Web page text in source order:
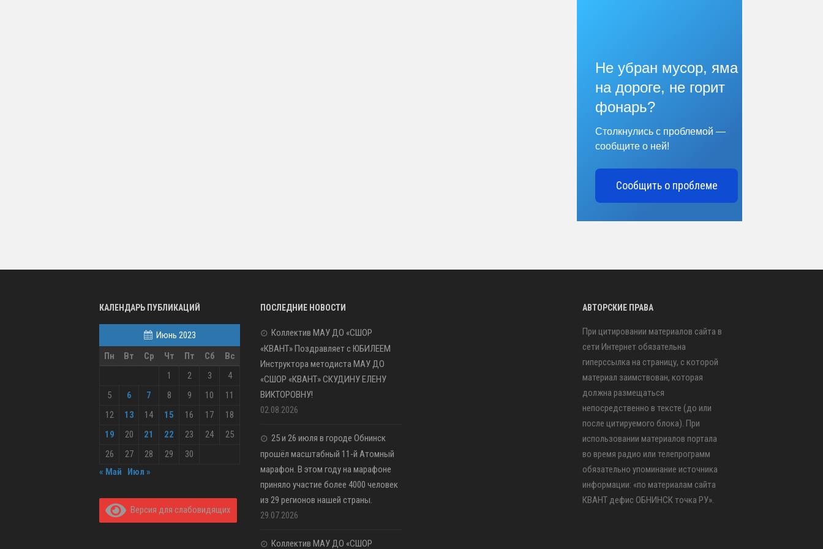
Не убран мусор, яма
на дороге, не горит
фонарь?
Столкнулись с проблемой —
сообщите о ней!
Сообщить о проблеме
КАЛЕНДАРЬ ПУБЛИКАЦИЙ
Июнь 2023
Пн
Вт Ср Чт Пт Сб
Вс
1
2 3
4
5
6 7 8 9 10
11
12
13 14 15 16 17
18
19
20 21 22 23 24
25
26
27 28 29
30
« Май
Июл »
Версия для слабовидящих
ПОСЛЕДНИЕ НОВОСТИ
Коллектив МАУ ДО «СШОР
«КВАНТ» Поздравляет с ЮБИЛЕЕМ
Инструктора методиста МАУ ДО
«СШОР «КВАНТ» СКУДИНУ ЕЛЕНУ
ВИКТОРОВНУ!
02.08.2026
25 и 26 июля в городе Обнинск
прошёл масштабный 11-й Атомный
марафон. В этом году на марафоне
приняло участие более 4000 человек
из 29 регионов нашей страны.
29.07.2026
Коллектив МАУ ДО «СШОР
АВТОРСКИЕ ПРАВА
При цитировании материалов сайта в
сети Интернет обязательна
гиперссылка на страницу, с которой
материал заимствован, которая
должна размещаться
непосредственно в тексте (до или
после цитируемого блока). При
использовании материалов портала
во время радио или телепрограмм
обязательно упоминание источника
информации: «по материалам сайта
КВАНТ дефис ОБНИНСК точка РУ».